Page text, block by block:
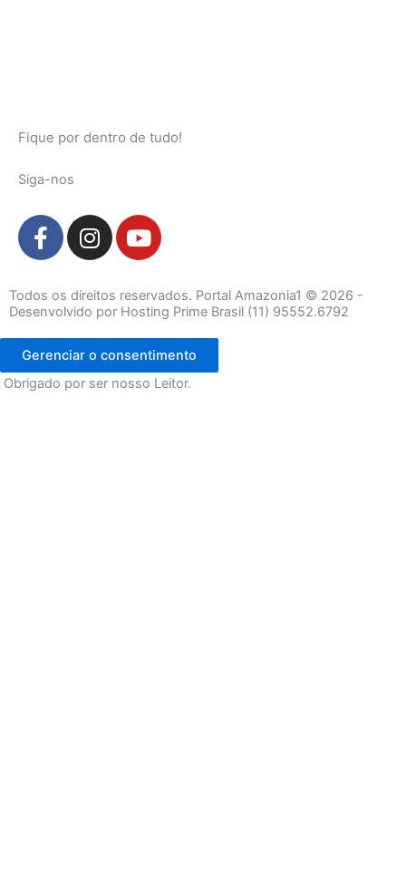
Fique por dentro de tudo!
Siga-nos
F
a
e
b
o
o
k
I
n
t
a
g
r
a
Y
o
t
u
b
e
Todos os direitos reservados. Portal Amazonia1 © 2026 -
Desenvolvido por Hosting Prime Brasil (11) 95552.6792
Gerenciar o consentimento
Obrigado por ser nosso Leitor.